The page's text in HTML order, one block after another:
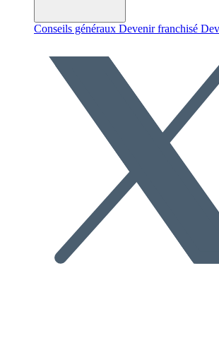
Conseils généraux Devenir franchisé